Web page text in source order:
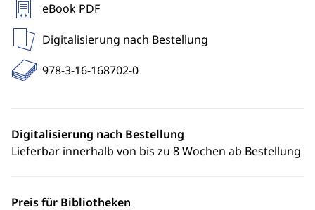
eBook PDF
Digitalisierung nach Bestellung
978-3-16-168702-0
Digitalisierung nach Bestellung
Lieferbar innerhalb von bis zu 8 Wochen ab Bestellung
Preis für Bibliotheken